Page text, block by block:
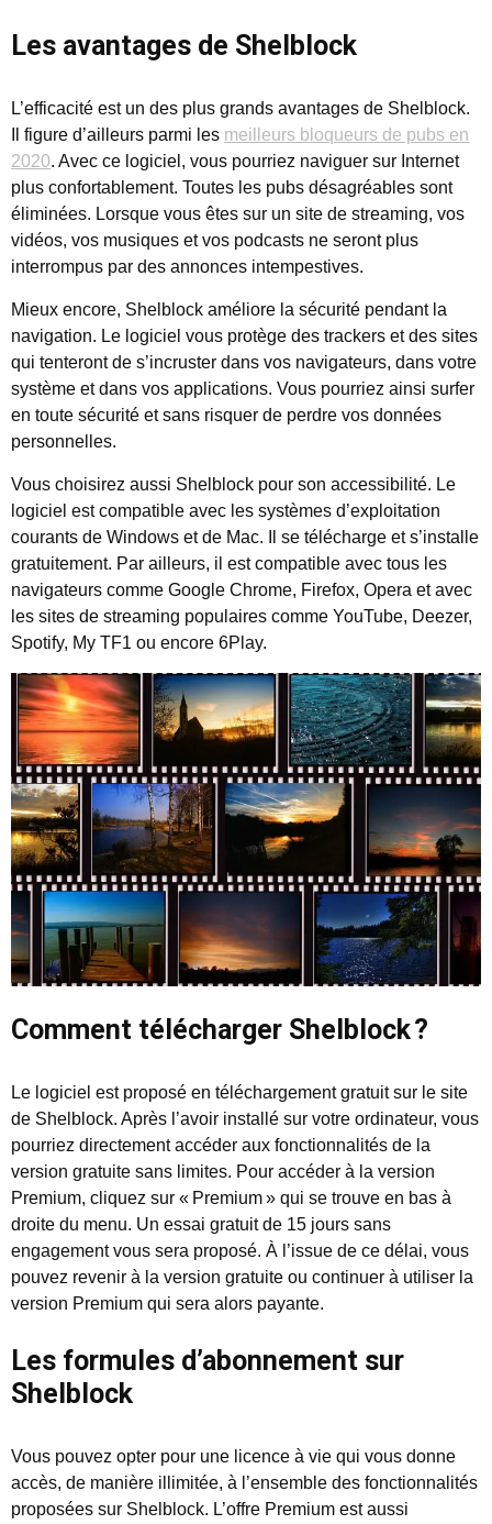
Les avantages de Shelblock
L’efficacité est un des plus grands avantages de Shelblock.
Il figure d’ailleurs parmi les meilleurs bloqueurs de pubs en
2020. Avec ce logiciel, vous pourriez naviguer sur Internet
plus confortablement. Toutes les pubs désagréables sont
éliminées. Lorsque vous êtes sur un site de streaming, vos
vidéos, vos musiques et vos podcasts ne seront plus
interrompus par des annonces intempestives.
Mieux encore, Shelblock améliore la sécurité pendant la
navigation. Le logiciel vous protège des trackers et des sites
qui tenteront de s’incruster dans vos navigateurs, dans votre
système et dans vos applications. Vous pourriez ainsi surfer
en toute sécurité et sans risquer de perdre vos données
personnelles.
Vous choisirez aussi Shelblock pour son accessibilité. Le
logiciel est compatible avec les systèmes d’exploitation
courants de Windows et de Mac. Il se télécharge et s’installe
gratuitement. Par ailleurs, il est compatible avec tous les
navigateurs comme Google Chrome, Firefox, Opera et avec
les sites de streaming populaires comme YouTube, Deezer,
Spotify, My TF1 ou encore 6Play.
Comment télécharger Shelblock ?
Le logiciel est proposé en téléchargement gratuit sur le site
de Shelblock. Après l’avoir installé sur votre ordinateur, vous
pourriez directement accéder aux fonctionnalités de la
version gratuite sans limites. Pour accéder à la version
Premium, cliquez sur « Premium » qui se trouve en bas à
droite du menu. Un essai gratuit de 15 jours sans
engagement vous sera proposé. À l’issue de ce délai, vous
pouvez revenir à la version gratuite ou continuer à utiliser la
version Premium qui sera alors payante.
Les formules d’abonnement sur
Shelblock
Vous pouvez opter pour une licence à vie qui vous donne
accès, de manière illimitée, à l’ensemble des fonctionnalités
proposées sur Shelblock. L’offre Premium est aussi